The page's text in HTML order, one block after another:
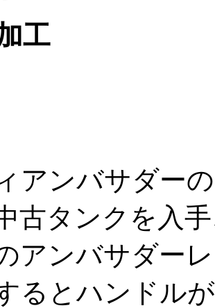
工
アンバサダー
古タンクを入
アンバサダー
るとハンドル